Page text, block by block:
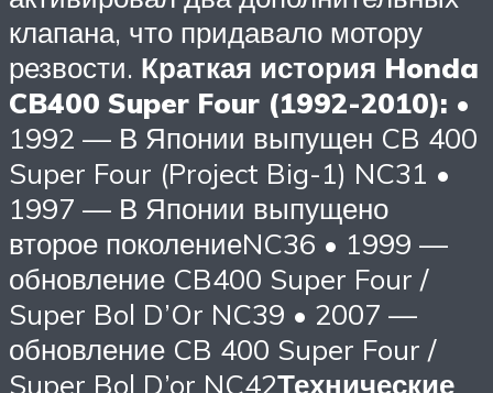
клапана, что придавало мотору
резвости. Краткая история Honda
CB400 Super Four (1992-2010): •
1992 — В Японии выпущен CB 400
Super Four (Project Big-1) NC31 •
1997 — В Японии выпущено
второе поколениеNC36 • 1999 —
обновление CB400 Super Four /
Super Bol D’Or NC39 • 2007 —
обновление CB 400 Super Four /
Super Bol D’or NC42Технические